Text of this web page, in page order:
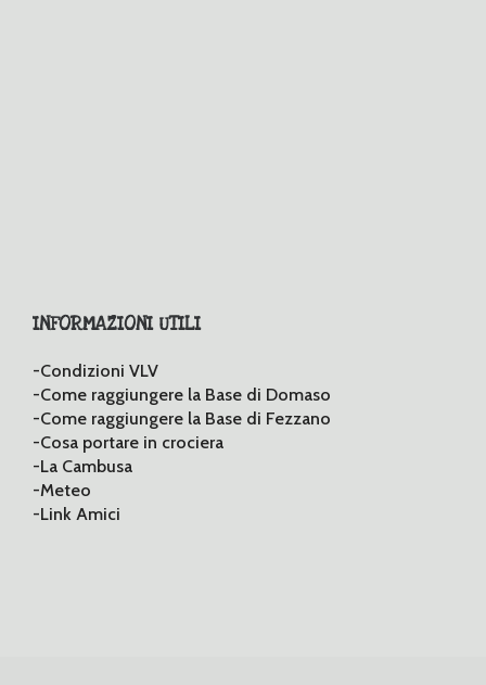
INFORMAZIONI UTILI
-Condizioni VLV
-Come raggiungere la Base di Domaso
-Come raggiungere la Base di Fezzano
-Cosa portare in crociera
-La Cambusa
-Meteo
-Link Amici